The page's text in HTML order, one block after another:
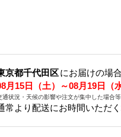
京都千代田区にお届けの場合
月15日（土）～08月19日（水
通状況・天候の影響や注文が集中した場合
常より配送にお時間いただ